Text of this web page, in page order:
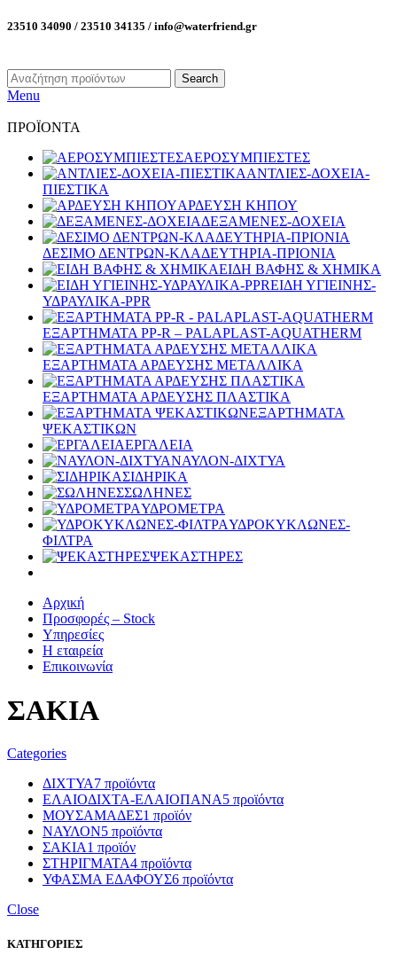
23510 34090 / 23510 34135 / info@waterfriend.gr
Search
Menu
ΠΡΟΪΟΝΤΑ
ΑΕΡΟΣΥΜΠΙΕΣΤΕΣ
ΑΝΤΛΙΕΣ-ΔΟΧΕΙΑ-
ΠΙΕΣΤΙΚΑ
ΑΡΔΕΥΣΗ ΚΗΠΟΥ
ΔΕΞΑΜΕΝΕΣ-ΔΟΧΕΙΑ
ΔΕΣΙΜΟ ΔΕΝΤΡΩΝ-ΚΛΑΔΕΥΤΗΡΙΑ-ΠΡΙΟΝΙΑ
ΕΙΔΗ ΒΑΦΗΣ & ΧΗΜΙΚΑ
ΕΙΔΗ ΥΓΙΕΙΝΗΣ-
ΥΔΡΑΥΛΙΚΑ-PPR
ΕΞΑΡΤΗΜΑΤΑ PP-R – PALAPLAST-AQUATHERM
ΕΞΑΡΤΗΜΑΤΑ ΑΡΔΕΥΣΗΣ ΜΕΤΑΛΛΙΚΑ
ΕΞΑΡΤΗΜΑΤΑ ΑΡΔΕΥΣΗΣ ΠΛΑΣΤΙΚΑ
ΕΞΑΡΤΗΜΑΤΑ
ΨΕΚΑΣΤΙΚΩΝ
ΕΡΓΑΛΕΙΑ
ΝΑΥΛΟΝ-ΔΙΧΤΥΑ
ΣΙΔΗΡΙΚΑ
ΣΩΛΗΝΕΣ
ΥΔΡΟΜΕΤΡΑ
ΥΔΡΟΚΥΚΛΩΝΕΣ-
ΦΙΛΤΡΑ
ΨΕΚΑΣΤΗΡΕΣ
Αρχική
Προσφορές – Stock
Υπηρεσίες
Η εταιρεία
Επικοινωνία
ΣΑΚΙΑ
Categories
ΔΙΧΤΥΑ7 προϊόντα
ΕΛΑΙΟΔΙΧΤΑ-ΕΛΑΙΟΠΑΝΑ5 προϊόντα
ΜΟΥΣΑΜΑΔΕΣ1 προϊόν
ΝΑΥΛΟΝ5 προϊόντα
ΣΑΚΙΑ1 προϊόν
ΣΤΗΡΙΓΜΑΤΑ4 προϊόντα
ΥΦΑΣΜΑ ΕΔΑΦΟΥΣ6 προϊόντα
Close
ΚΑΤΗΓΟΡΙΕΣ